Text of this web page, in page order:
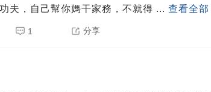
夫，自己幫你媽干家務，不就得 ... 查看全部
1 分享